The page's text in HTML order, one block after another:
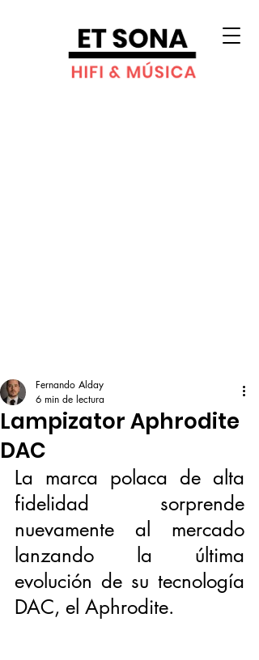
Lampizator Aphrodite
DAC
Fernando Alday
6 min de lectura
La marca polaca de alta
fidelidad sorprende
nuevamente al mercado
lanzando la última
evolución de su tecnología
DAC, el Aphrodite.